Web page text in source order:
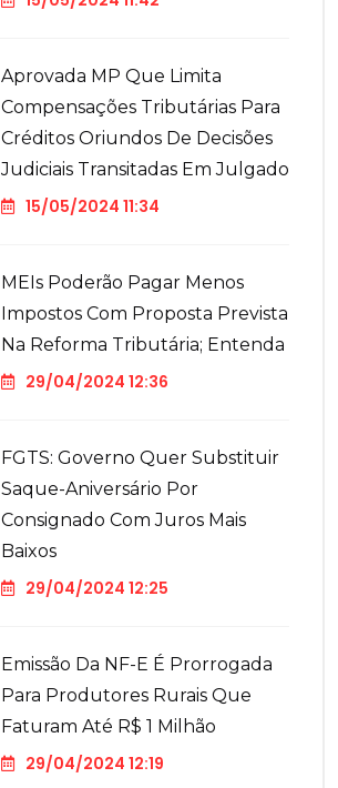
Aprovada MP Que Limita
Compensações Tributárias Para
Créditos Oriundos De Decisões
Judiciais Transitadas Em Julgado
15/05/2024 11:34
MEIs Poderão Pagar Menos
Impostos Com Proposta Prevista
Na Reforma Tributária; Entenda
29/04/2024 12:36
FGTS: Governo Quer Substituir
Saque-Aniversário Por
Consignado Com Juros Mais
Baixos
29/04/2024 12:25
Emissão Da NF-E É Prorrogada
Para Produtores Rurais Que
Faturam Até R$ 1 Milhão
29/04/2024 12:19